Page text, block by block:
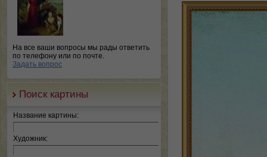
На все ваши вопросы мы рады ответить
по телефону или по почте.
Задать вопрос
Поиск картины
Название картины:
Художник: